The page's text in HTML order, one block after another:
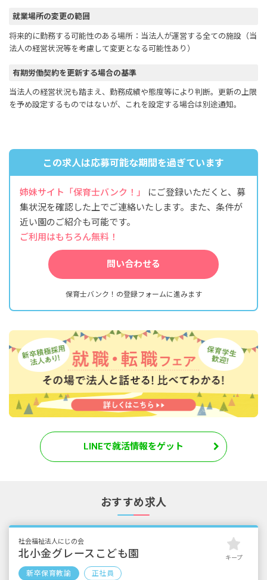
就業場所の変更の範囲
将来的に勤務する可能性のある場所：当法人が運営する全ての施設（当
法人の経営状況等を考慮して変更となる可能性あり）
有期労働契約を更新する場合の基準
当法人の経営状況も踏まえ、勤務成績や態度等により判断。更新の上限
を予め設定するものではないが、これを設定する場合は別途通知。
この求人は応募可能な期間を過ぎています
姉妹サイト「保育士バンク！」
にご登録いただくと、募
集状況を確認した上でご連絡いたします。また、条件が
近い園のご紹介も可能です。
ご利用はもちろん無料！
問い合わせる
保育士バンク！の登録フォームに進みます
LINEで就活情報をゲット
おすすめ求人
社会福祉法人にじの会
北小金グレースこども園
新卒保育教諭 正社員
キープ